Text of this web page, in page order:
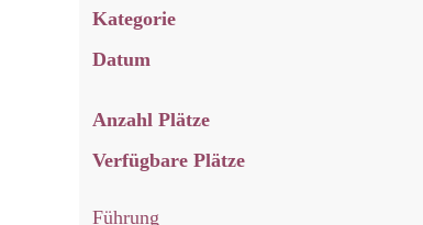
Kategorie
Datum
Anzahl Plätze
Verfügbare Plätze
Führung